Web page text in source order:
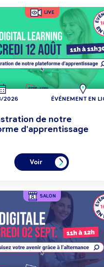
LIVE
2026 ÉVÉNEMENT EN
de notre
d'apprentissage
Voir
SALON